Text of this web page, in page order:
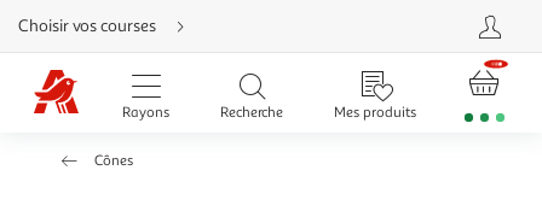
Aller
directement
au
contenu
Aller
directement
Aller
Choisir vos courses
Rayons Recherche Mes produits
Cônes